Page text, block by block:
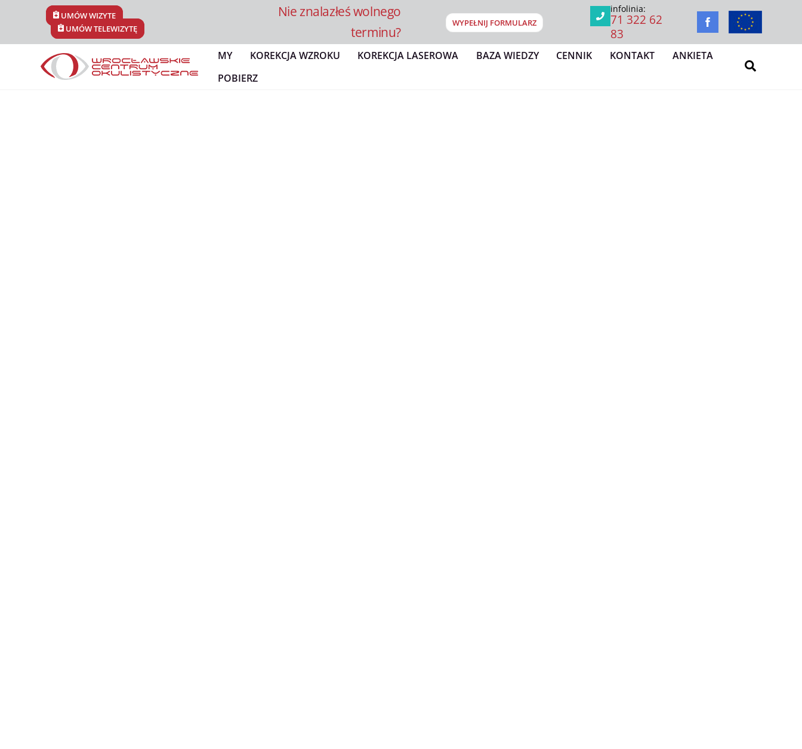
UMÓW WIZYTĘ
UMÓW TELEWIZYTĘ
Nie znalazłeś wolnego
terminu?
WYPEŁNIJ FORMULARZ
infolinia:
71 322 62
83
MY KOREKCJA WZROKU KOREKCJA LASEROWA BAZA WIEDZY CENNIK KONTAKT
ANKIETA
POBIERZ